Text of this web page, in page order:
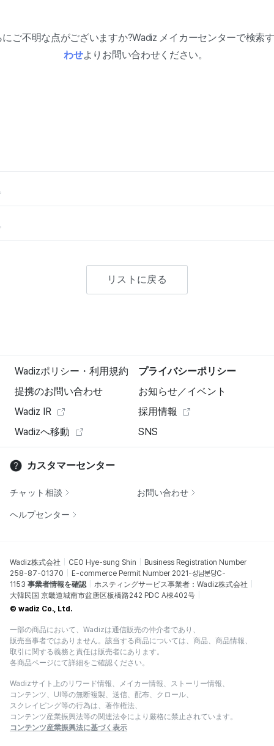
ご不明な点がございますか?Wadiz メイカーセンターで検索
わせよりお問い合わせください。
リストに戻る
Wadizポリシー・利用規約
プライバシーポリシー
提携のお問い合わせ
お知らせ／イベント
Wadiz IR
採用情報
Wadizへ移動
SNS
カスタマーセンター
チャット相談 お問い合わせ
ヘルプセンター
Wadiz株式会社 CEO Hye-sung Shin
Business Registration Number
258-87-01370
E-commerce Permit Number 2021-성남분당C-
1153 事業者情報を確認
ホスティングサービス事業者：Wadiz株式会社
大韓民国 京畿道城南市盆唐区板橋路242 PDC A棟402号
© wadiz Co., Ltd.
一部の商品において、Wadizは通信販売の仲介者であり、
販売当事者ではありません。該当する商品については、商品、商品情報、
取引に関する義務と責任は販売者にあります。
各商品ページにて詳細をご確認ください。
Wadizサイト上のリワード情報、メイカー情報、ストーリー情報、
コンテンツ、UI等の無断複製、送信、配布、クロール、
スクレイピング等の行為は、著作権法、
コンテンツ産業振興法等の関連法令により厳格に禁止されています。
コンテンツ産業振興法に基づく表示